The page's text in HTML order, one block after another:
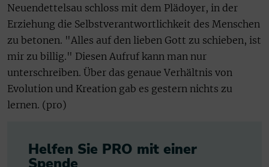
Neuendettelsau schloss mit dem Plädoyer, in der
Erziehung die Selbstverantwortlichkeit des Menschen
zu betonen. "Alles auf den lieben Gott zu schieben, ist
mir zu billig." Diesen Aufruf kann man nur
unterschreiben. Über das genaue Verhältnis von
Evolution und Kreation gab es gestern nichts zu
lernen. (pro)
Helfen Sie PRO mit einer